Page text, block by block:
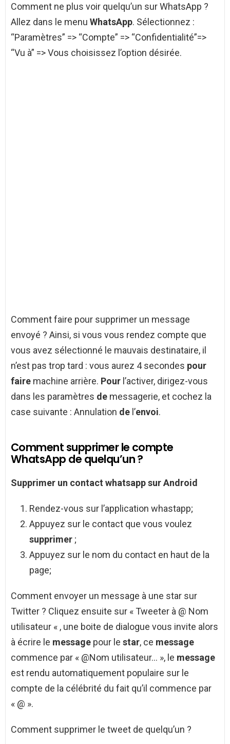
Comment ne plus voir quelqu’un sur WhatsApp ?
Allez dans le menu WhatsApp. Sélectionnez :
“Paramètres” => “Compte” => “Confidentialité”=>
“Vu à” => Vous choisissez l’option désirée.
Comment faire pour supprimer un message
envoyé ? Ainsi, si vous vous rendez compte que
vous avez sélectionné le mauvais destinataire, il
n’est pas trop tard : vous aurez 4 secondes pour
faire machine arrière. Pour l’activer, dirigez-vous
dans les paramètres de messagerie, et cochez la
case suivante : Annulation de l’envoi.
Comment supprimer le compte
WhatsApp de quelqu’un ?
Supprimer un contact whatsappsurAndroid
Rendez-vous sur l’application whastapp;
Appuyez sur le contact que vous voulez
supprimer ;
Appuyez sur le nom du contact en haut de la
page;
Comment envoyer un message à une star sur
Twitter ? Cliquez ensuite sur « Tweeter à @ Nom
utilisateur « , une boite de dialogue vous invite alors
à écrire le message pour le star, ce message
commence par « @Nom utilisateur… », le message
est rendu automatiquement populaire sur le
compte de la célébrité du fait qu’il commence par
« @ ».
Comment supprimer le tweet de quelqu’un ?